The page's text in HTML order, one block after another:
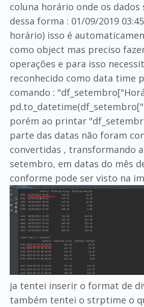
coluna horário onde os dados
dessa forma : 01/09/2019
horário) isso é
como object mas preciso
operações e para isso
reconhecido como data time
comando :
porém ao printar
parte das datas não foram
convertidas , transformando
setembro, em datas do mês
conforme pode ser visto na
ja tentei inserir o format de
também tentei o strptime o